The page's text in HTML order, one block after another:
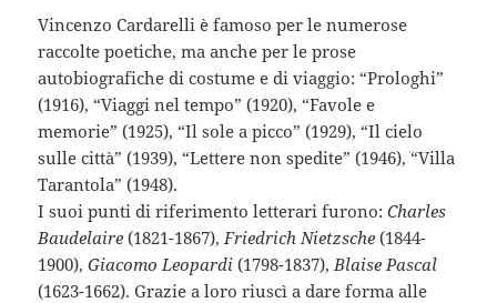
Vincenzo Cardarelli è famoso per le numerose
raccolte poetiche, ma anche per le prose
autobiografiche di costume e di viaggio: “Prologhi”
(1916), “Viaggi nel tempo” (1920), “Favole e
memorie” (1925), “Il sole a picco” (1929), “Il cielo
sulle città” (1939), “Lettere non spedite” (1946), “Villa
Tarantola” (1948).
I suoi punti di riferimento letterari furono:Charles
Baudelaire(1821-1867), Friedrich Nietzsche (1844-
1900),Giacomo Leopardi (1798-1837), Blaise Pascal
(1623-1662). Grazie a loro riuscì a dare forma alle